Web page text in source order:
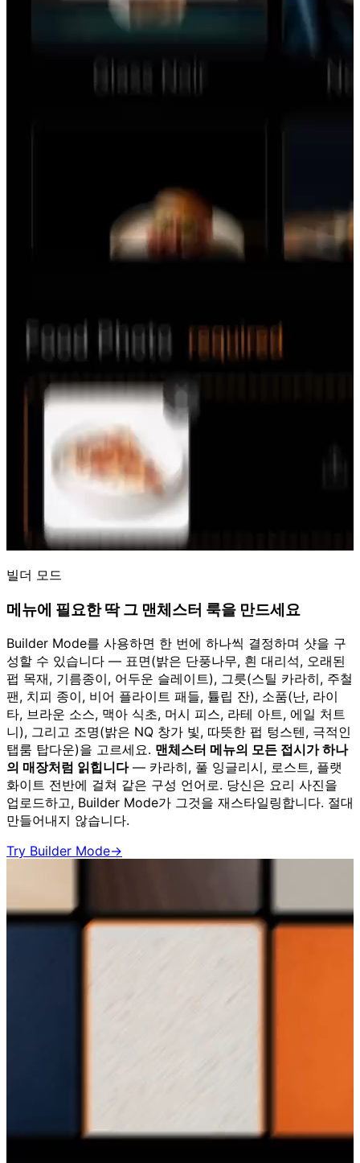
빌더 모드
메뉴에 필요한 딱 그 맨체스터 룩을 만드세요
Builder Mode를 사용하면 한 번에 하나씩 결정하며 샷을 구
성할 수 있습니다 — 표면(밝은 단풍나무, 흰 대리석, 오래된
펍 목재, 기름종이, 어두운 슬레이트), 그릇(스틸 카라히, 주철
팬, 치피 종이, 비어 플라이트 패들, 튤립 잔), 소품(난, 라이
타, 브라운 소스, 맥아 식초, 머시 피스, 라테 아트, 에일 처트
니), 그리고 조명(밝은 NQ 창가 빛, 따뜻한 펍 텅스텐, 극적인
탭룸 탑다운)을 고르세요. 맨체스터 메뉴의 모든 접시가 하나
의 매장처럼 읽힙니다— 카라히, 풀 잉글리시, 로스트, 플랫
화이트 전반에 걸쳐 같은 구성 언어로. 당신은 요리 사진을
업로드하고, Builder Mode가 그것을 재스타일링합니다. 절대
만들어내지 않습니다.
Try Builder Mode→